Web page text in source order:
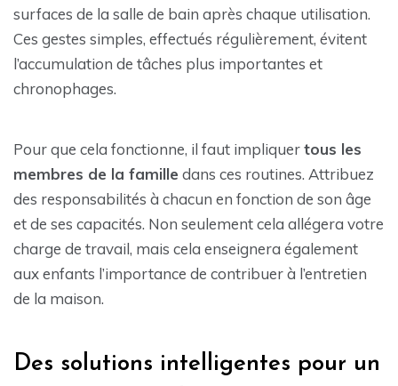
surfaces de la salle de bain après chaque utilisation.
Ces gestes simples, effectués régulièrement, évitent
l’accumulation de tâches plus importantes et
chronophages.
Pour que cela fonctionne, il faut impliquertous les
membres de la famille dans ces routines. Attribuez
des responsabilités à chacun en fonction de son âge
et de ses capacités. Non seulement cela allégera votre
charge de travail, mais cela enseignera également
aux enfants l’importance de contribuer à l’entretien
de la maison.
Des solutions intelligentes pour un